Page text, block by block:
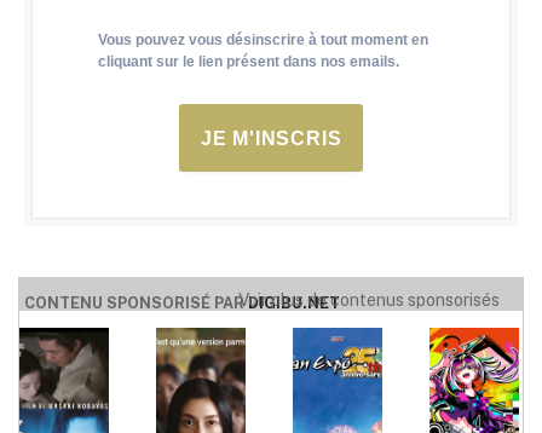
Vous pouvez vous désinscrire à tout moment en
cliquant sur le lien présent dans nos emails.
JE M'INSCRIS
CONTENU SPONSORISÉ PARDIGIBU.NET
Voir plus de contenus sponsorisés